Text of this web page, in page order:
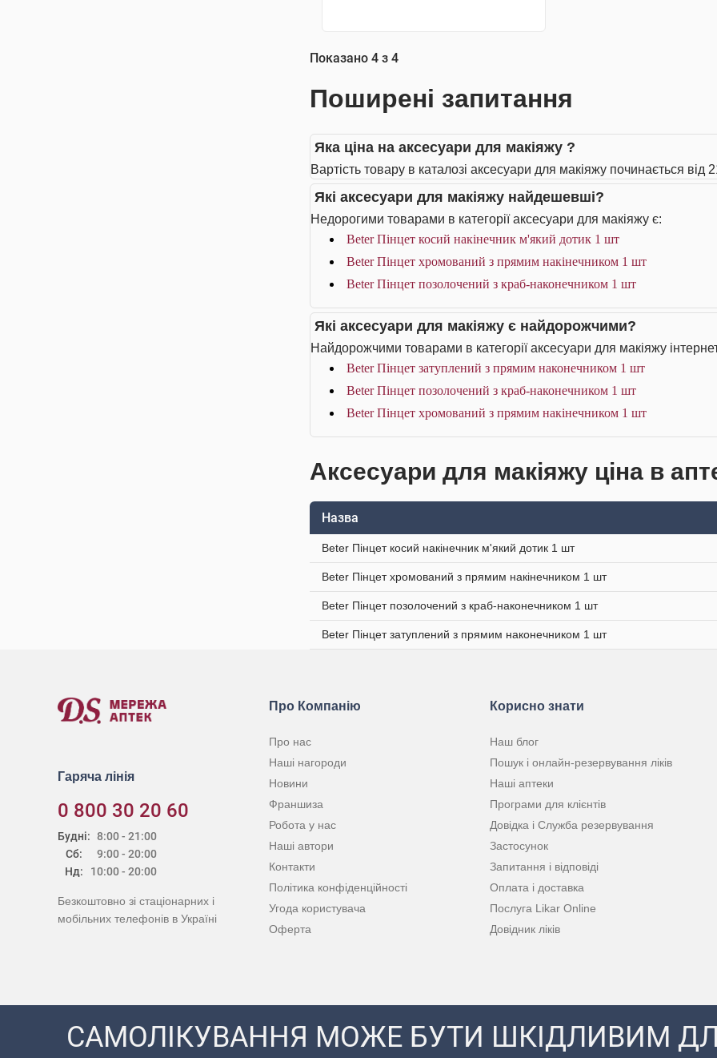
Показано 4 з 4
Поширені запитання
Яка ціна на аксесуари для макіяжу ?
Вартість товару в каталозі аксесуари для макіяжу починається від
Які аксесуари для макіяжу найдешевші?
Недорогими товарами в категорії аксесуари для макіяжу є:
Beter Пінцет косий накінечник м'який дотик 1 шт
Beter Пінцет хромований з прямим накінечником 1 шт
Beter Пінцет позолочений з краб-наконечником 1 шт
Які аксесуари для макіяжу є найдорожчими?
Найдорожчими товарами в категорії аксесуари для макіяжу
Beter Пінцет затуплений з прямим наконечником 1 шт
Beter Пінцет позолочений з краб-наконечником 1 шт
Beter Пінцет хромований з прямим накінечником 1 шт
Аксесуари для макіяжу ціна в
Назва
Beter Пінцет косий накінечник м'який дотик 1 шт
Beter Пінцет хромований з прямим накінечником 1 шт
Beter Пінцет позолочений з краб-наконечником 1 шт
Beter Пінцет затуплений з прямим наконечником 1 шт
Гаряча лінія
0 800 30 20 60
Будні:
Сб:
Нд:
8:00 - 21:00
9:00 - 20:00
10:00 - 20:00
Безкоштовно зі стаціонарних і
мобільних телефонів в Україні
Про Компанію
Про нас
Наші нагороди
Новини
Франшиза
Робота у нас
Наші автори
Контакти
Політика конфіденційності
Угода користувача
Оферта
Корисно знати
Наш блог
Пошук і онлайн-резервування ліків
Наші аптеки
Програми для клієнтів
Довідка і Служба резервування
Застосунок
Запитання і відповіді
Оплата і доставка
Послуга Likar Online
Довідник ліків
САМОЛІКУВАННЯ МОЖЕ БУТИ ШКІДЛИВИМ